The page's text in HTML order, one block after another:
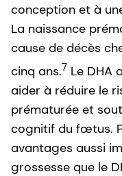
conception et à
La naissance
cause de décès
cinq ans.7 Le DHA
aider à réduire le
prématurée et
cognitif du fœtus.
avantages aussi
grossesse que le